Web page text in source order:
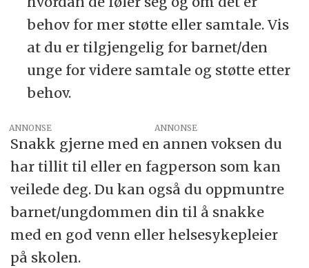
behov for mer støtte eller samtale. Vis
at du er tilgjengelig for barnet/den
unge for videre samtale og støtte etter
behov.
ANNONSE
Snakk gjerne med en annen voksen du
har tillit til eller en fagperson som kan
veilede deg. Du kan også du oppmuntre
barnet/ungdommen din til å snakke
med en god venn eller helsesykepleier
på skolen.